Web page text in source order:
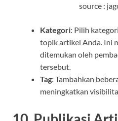
source :
Kategori: Pilih
topik artikel Anda. Ini
ditemukan oleh
tersebut.
Tag: Tambahkan
meningkatkan